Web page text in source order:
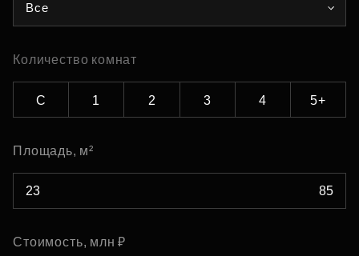
Все
Количество комнат
С 1 2 3 4 5+
Площадь, м²
Стоимость, млн ₽